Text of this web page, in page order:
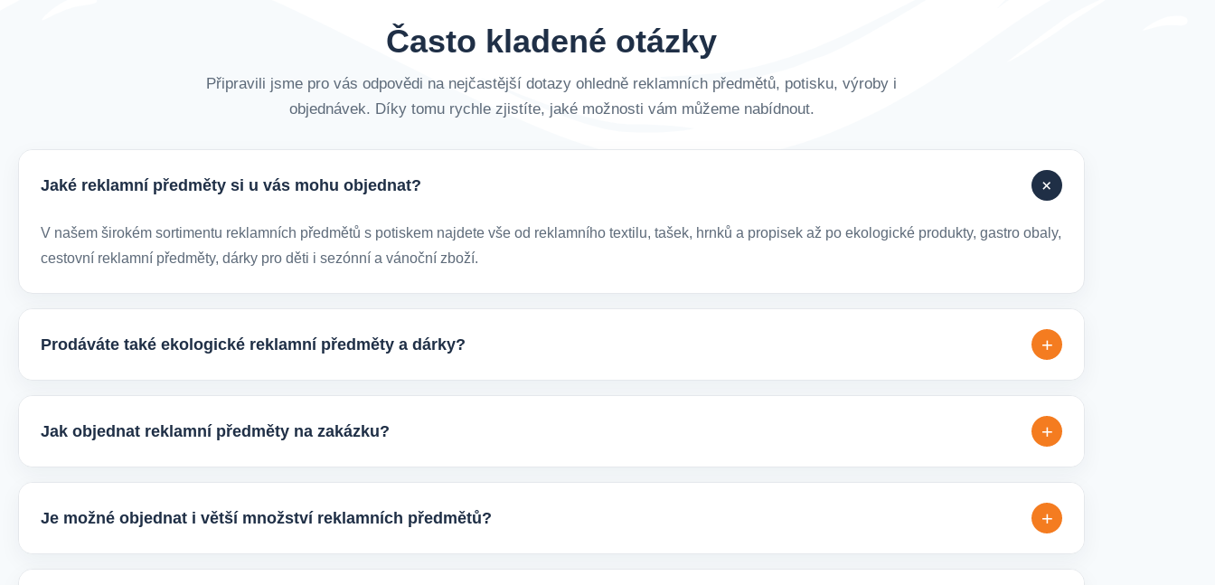
Často kladené otázky
Připravili jsme pro vás odpovědi na nejčastější dotazy ohledně reklamních předmětů, potisku, výroby i
objednávek. Díky tomu rychle zjistíte, jaké možnosti vám můžeme nabídnout.
Jaké reklamní předměty si u vás mohu objednat? +
V našem širokém sortimentu reklamních předmětů s potiskem najdete vše od reklamního textilu, tašek, hrnků a propisek až po ekologické produkty, gastro obaly,
cestovní reklamní předměty, dárky pro děti i sezónní a vánoční zboží.
Prodáváte také ekologické reklamní předměty a dárky? +
Jak objednat reklamní předměty na zakázku? +
Je možné objednat i větší množství reklamních předmětů? +